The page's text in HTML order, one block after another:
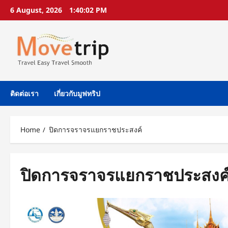
Skip6 August, 2026 1:40:02 PM
ติดต่อเรา เกี่ยวกับมูฟทริป
Home ปิดการจราจรแยกราชประสงค์
ปิดการจราจรแยกราชประสง